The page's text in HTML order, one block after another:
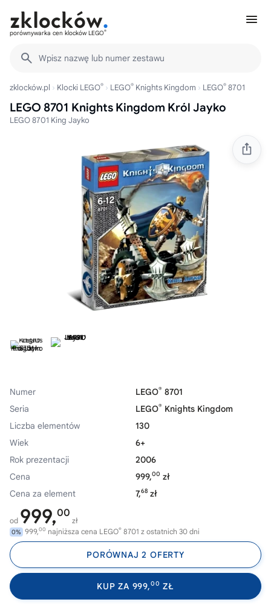
porównywarka cen klocków LEGO®
Wpisz nazwę lub numer zestawu
zklocków.pl Klocki LEGO® LEGO® Knights Kingdom LEGO® 8701
LEGO 8701 Knights Kingdom Król Jayko
LEGO 8701 King Jayko
Numer LEGO® 8701
Seria
LEGO® Knights Kingdom
Liczba elementów
130
Wiek
6+
Rok prezentacji
2006
Cena
999,00 zł
Cena za element
7,68 zł
od 999,00
zł
0% 999,00 najniższa cena LEGO® 8701 z ostatnich 30 dni
PORÓWNAJ 2 OFERTY
KUP ZA 999,00 ZŁ